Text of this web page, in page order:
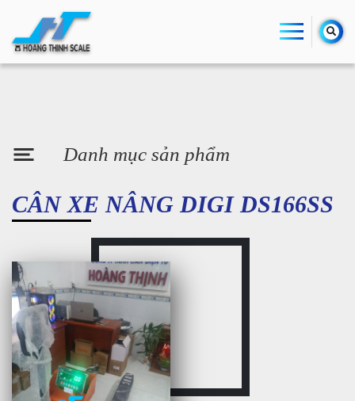
Danh mục sản phẩm
CÂN XE NÂNG DIGI DS166SS